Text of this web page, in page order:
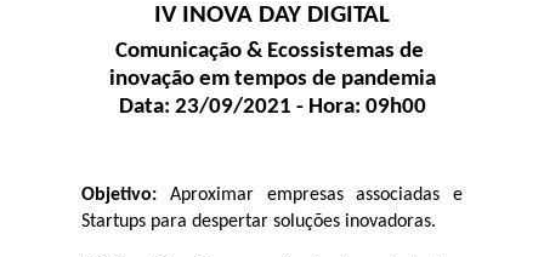
IV INOVA DAY DIGITAL
Comunicação & Ecossistemas de
inovação em tempos de pandemia
Data: 23/09/2021 - Hora: 09h00
Objetivo: Aproximar empresas associadas e
Startups para despertar soluções inovadoras.